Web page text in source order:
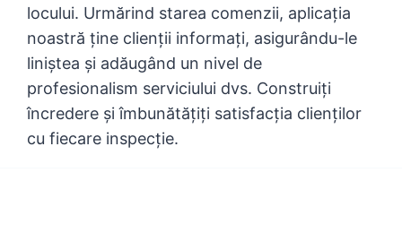
locului. Urmărind starea comenzii, aplicația
noastră ține clienții informați, asigurându-le
liniștea și adăugând un nivel de
profesionalism serviciului dvs. Construiți
încredere și îmbunătățiți satisfacția clienților
cu fiecare inspecție.